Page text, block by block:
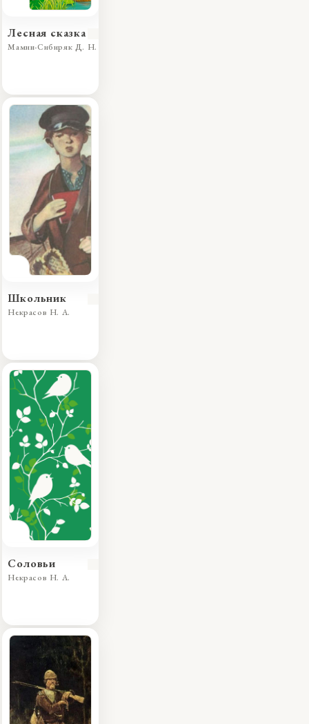
Лесная сказка
Мамин-Сибиряк Д. Н.
Школьник
Некрасов Н. А.
Соловьи
Некрасов Н. А.